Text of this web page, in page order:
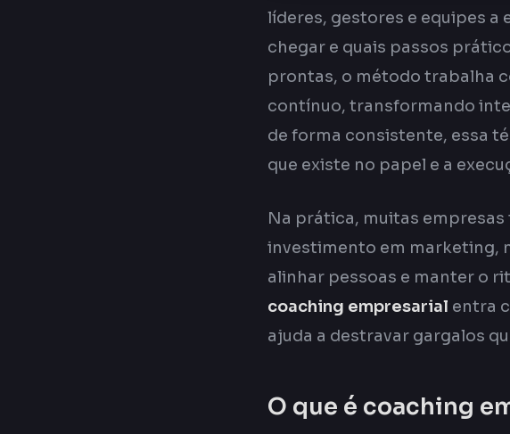
líderes, gestores e equipes a
chegar e quais passos
prontas, o método trabalha
contínuo, transformando
de forma consistente, essa
que existe no papel e a
Na prática, muitas
investimento em marketing,
alinhar pessoas e manter o
coaching empresarial entra
ajuda a destravar gargalos
O que é coaching